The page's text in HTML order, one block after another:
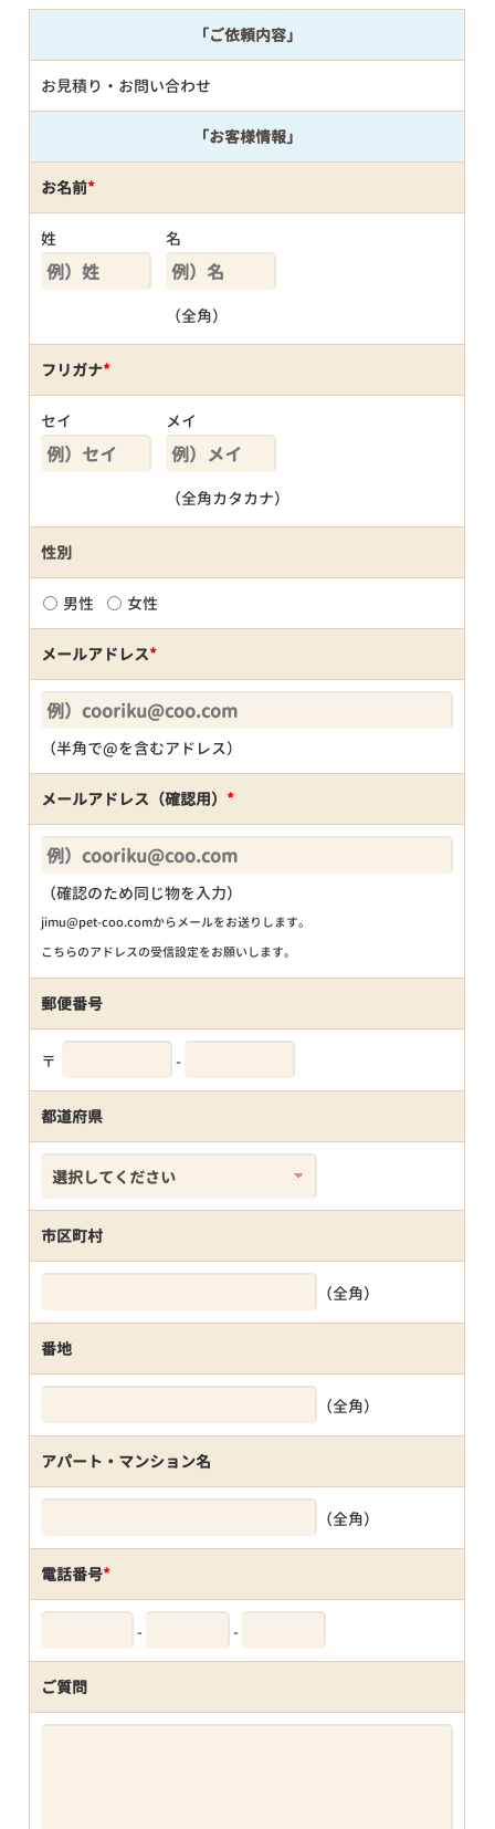
「ご依頼内容」
お見積り・お問い合わせ
「お客様情報」
お名前*
姓 名
（全角）
フリガナ*
セイ メイ
（全角カタカナ）
性別
男性 女性
メールアドレス*
（半角で@を含むアドレス）
メールアドレス（確認用） *
（確認のため同じ物を入力）
jimu@pet-coo.comからメールをお送りします。
こちらのアドレスの受信設定をお願いします。
郵便番号
〒 -
都道府県
市区町村
（全角）
番地
（全角）
アパート・マンション名
（全角）
電話番号*
- -
ご質問